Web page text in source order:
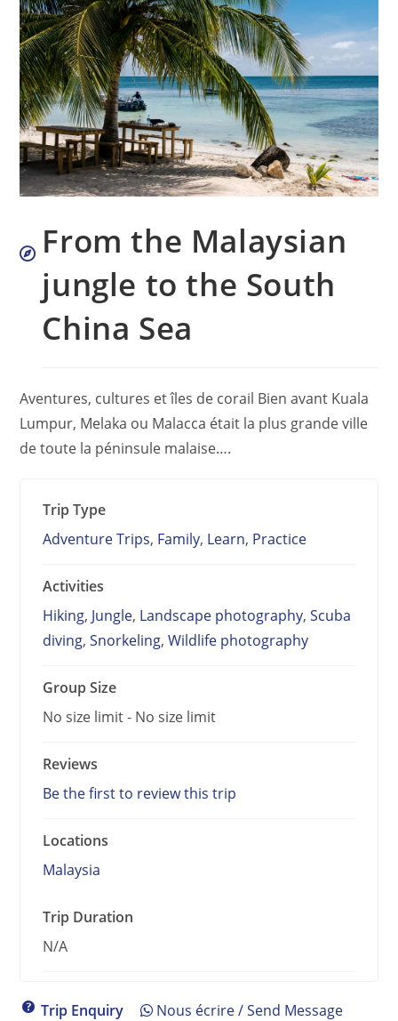
From the Malaysian
jungle to the South
China Sea
Aventures, cultures et îles de corail Bien avant Kuala
Lumpur, Melaka ou Malacca était la plus grande ville
de toute la péninsule malaise….
Trip Type
Adventure Trips, Family, Learn, Practice
Activities
Hiking, Jungle, Landscape photography,Scuba
diving,Snorkeling,Wildlife photography
Group Size
No size limit - No size limit
Reviews
Be the first to review this trip
Locations
Malaysia
Trip Duration
N/A
Trip Enquiry
Nous écrire / Send Message